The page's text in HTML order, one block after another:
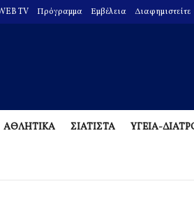
TV Πρόγραμμα Εμβέλεια Διαφημιστείτε
ΑΘΛΗΤΙΚΑ ΣΙΑΤΙΣΤΑ ΥΓΕΙΑ-